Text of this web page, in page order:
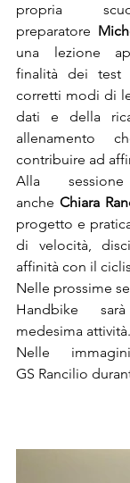
propria
preparatore
una lezione
finalità dei test
corretti modi di
dati e della
allenamento
contribuire ad
Alla
anche Chiara
progetto e
di velocità,
affinità con il
Nelle prossime
Handbike
medesima attività.
Nelle
GS Rancilio